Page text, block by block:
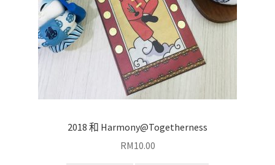
2018 和 Harmony@Togetherness
RM10.00